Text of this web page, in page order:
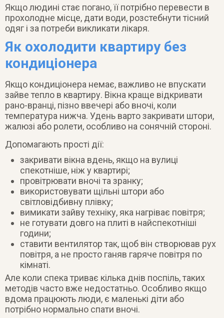
Якщо людині стає погано, її потрібно перевести в
прохолодне місце, дати води, розстебнути тісний
одяг і за потреби викликати лікаря.
Як охолодити квартиру без
кондиціонера
Якщо кондиціонера немає, важливо не впускати
зайве тепло в квартиру. Вікна краще відкривати
рано-вранці, пізно ввечері або вночі, коли
температура нижча. Удень варто закривати штори,
жалюзі або ролети, особливо на сонячній стороні.
Допомагають прості дії:
закривати вікна вдень, якщо на вулиці
спекотніше, ніж у квартирі;
провітрювати вночі та зранку;
використовувати щільні штори або
світловідбивну плівку;
вимикати зайву техніку, яка нагріває повітря;
не готувати довго на плиті в найспекотніші
години;
ставити вентилятор так, щоб він створював рух
повітря, а не просто ганяв гаряче повітря по
кімнаті.
Але коли спека триває кілька днів поспіль, таких
методів часто вже недостатньо. Особливо якщо
вдома працюють люди, є маленькі діти або
потрібно нормально спати вночі.